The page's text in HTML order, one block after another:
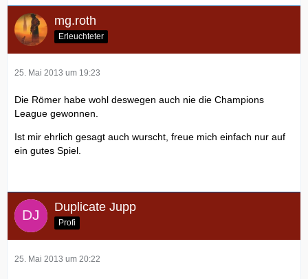
mg.roth
Erleuchteter
25. Mai 2013 um 19:23
Die Römer habe wohl deswegen auch nie die Champions
League gewonnen.
Ist mir ehrlich gesagt auch wurscht, freue mich einfach nur auf
ein gutes Spiel.
Duplicate Jupp
Profi
25. Mai 2013 um 20:22